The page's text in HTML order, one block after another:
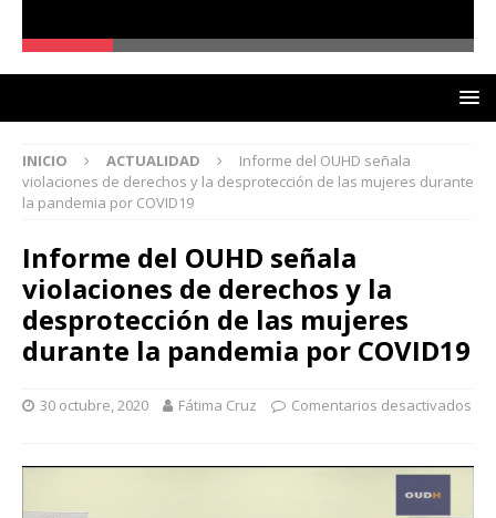
INICIO ACTUALIDAD
Informe del OUHD señala
violaciones de derechos y la desprotección de las mujeres durante
la pandemia por COVID19
Informe del OUHD señala
violaciones de derechos y la
desprotección de las mujeres
durante la pandemia por COVID19
30 octubre, 2020 Fátima Cruz Comentarios desactivados